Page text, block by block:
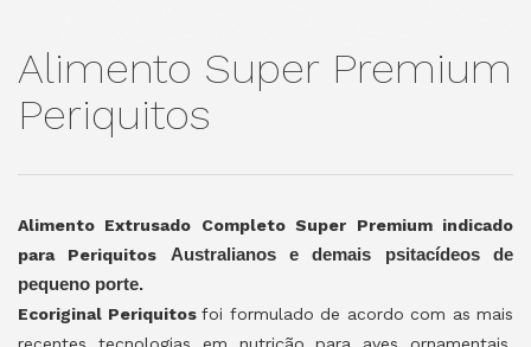
Alimento Super Premium
Periquitos
Alimento Extrusado Completo Super Premium indicado
para Periquitos Australianos e demais psitacídeos de
pequeno porte.
Ecoriginal Periquitos foi formulado de acordo com as mais